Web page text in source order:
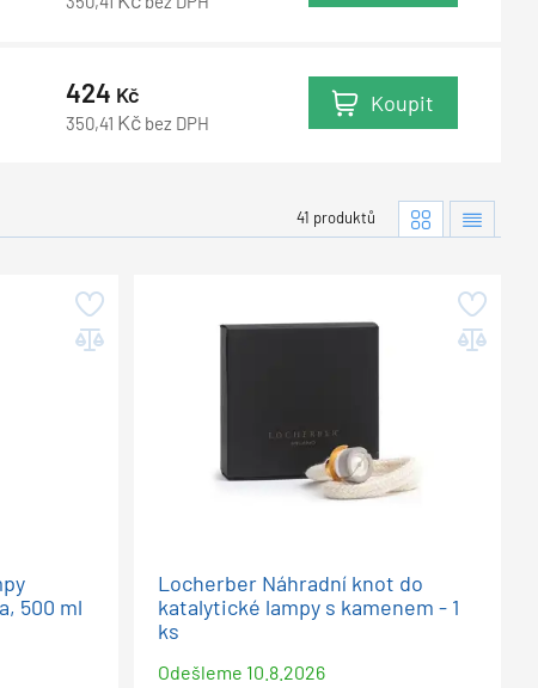
424 Kč
350,41 Kč bez DPH
Koupit
41 produktů
500 ml
Locherber Náhradní knot do
katalytické lampy s kamenem - 1
ks
Odešleme 10.8.2026